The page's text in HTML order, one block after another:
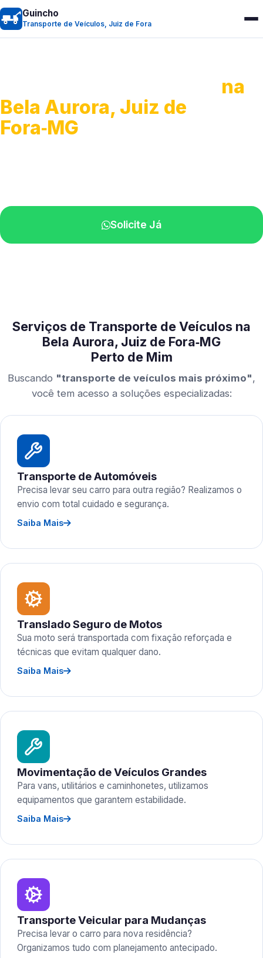
Guincho
Transporte de Veículos, Juiz de Fora
na
Bela Aurora, Juiz de
Fora‑MG
Solicite Já
Serviços de Transporte de Veículos na
Bela Aurora, Juiz de Fora‑MG
Perto de Mim
Buscando "transporte de veículos mais próximo",
você tem acesso a soluções especializadas:
Transporte de Automóveis
Precisa levar seu carro para outra região? Realizamos o
envio com total cuidado e segurança.
Saiba Mais
Translado Seguro de Motos
Sua moto será transportada com fixação reforçada e
técnicas que evitam qualquer dano.
Saiba Mais
Movimentação de Veículos Grandes
Para vans, utilitários e caminhonetes, utilizamos
equipamentos que garantem estabilidade.
Saiba Mais
Transporte Veicular para Mudanças
Precisa levar o carro para nova residência?
Organizamos tudo com planejamento antecipado.